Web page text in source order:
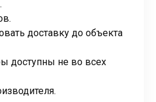
доставку до объекта
доступны не во всех